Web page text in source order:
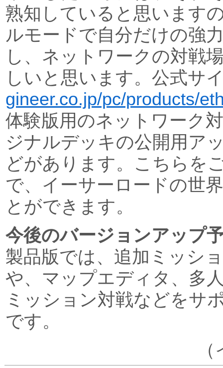
熟知していると思います
ルモードで自分だけの強
し、ネットワークの対戦
しいと思います。公式サ
gineer.co.jp/pc/products/
体験版用のネットワーク
ジナルデッキの公開用ア
どがあります。こちらを
で、イーサーロードの世
とができます。
今後のバージョンアップ
製品版では、追加ミッシ
や、マップエディタ、多
ミッション対戦などをサ
です。